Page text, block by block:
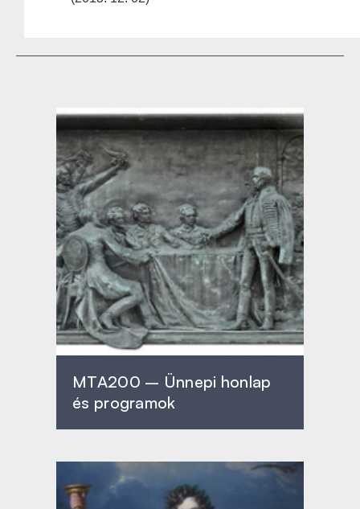
MTA200 – Ünnepi honlap
és programok